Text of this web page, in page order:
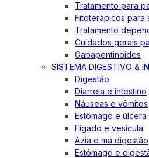
Tratamento para
Fitoterápicos para
Tratamento
Cuidados gerais
Gabapentinoides
SISTEMA DIGESTIVO &
Digestão
Diarreia e intestino
Náuseas e vômitos
Estômago e úlcera
Fígado e vesícula
Azia e má digestão
Estômago e